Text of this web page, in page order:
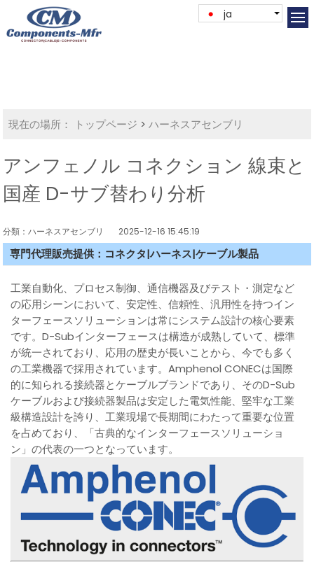
ja
現在の場所： トップページ >ハーネスアセンブリ
アンフェノル コネクション 線束と
国産 D-サブ替わり分析
分類：ハーネスアセンブリ 2025-12-16 15:45:19
専門代理販売提供：コネクタ|ハーネス|ケーブル製品
工業自動化、プロセス制御、通信機器及びテスト・測定など
の応用シーンにおいて、安定性、信頼性、汎用性を持つイン
ターフェースソリューションは常にシステム設計の核心要素
です。D-Subインターフェースは構造が成熟していて、標準
が統一されており、応用の歴史が長いことから、今でも多く
の工業機器で採用されています。Amphenol CONECは国際
的に知られる接続器とケーブルブランドであり、そのD-Sub
ケーブルおよび接続器製品は安定した電気性能、堅牢な工業
級構造設計を誇り、工業現場で長期間にわたって重要な位置
を占めており、「古典的なインターフェースソリューショ
ン」の代表の一つとなっています。